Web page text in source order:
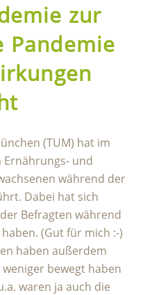
zur
Pandemie
(TUM) hat im
Ernährungs- und
während der
Dabei hat sich
Befragten während
(Gut für mich :-)
haben außerdem
bewegt haben
waren ja auch die